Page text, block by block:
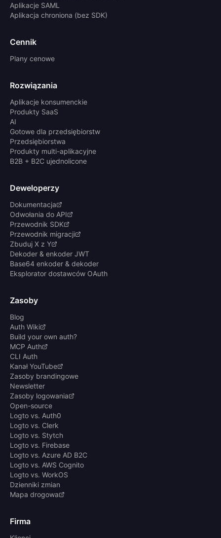
Aplikacje SAML
Aplikacja chroniona (bez SDK)
Cennik
Plany cenowe
Rozwiązania
Aplikacje konsumenckie
Produkty SaaS
AI
Gotowe dla przedsiębiorstw
Przedsiębiorstwa
Produkty multi-aplikacyjne
B2B + B2C ujednolicone
Deweloperzy
Dokumentacja
Odwołania do API
Przewodnik SDK
Przewodnik migracji
Zbuduj X z Y
Dekoder & enkoder JWT
Base64 enkoder & dekoder
Eksplorator dostawców OAuth
Zasoby
Blog
Auth Wiki
Build your own auth?
MCP Auth
CLI Auth
Kanał YouTube
Zasoby brandingowe
Newsletter
Zasoby logowania
Open-source
Logto vs. Auth0
Logto vs. Clerk
Logto vs. Stytch
Logto vs. Firebase
Logto vs. Azure AD B2C
Logto vs. AWS Cognito
Logto vs. WorkOS
Dzienniki zmian
Mapa drogowa
Firma